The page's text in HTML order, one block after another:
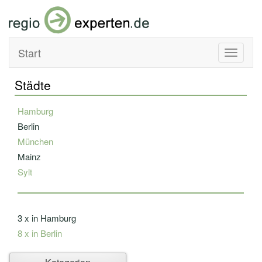
Toggle
Start
Städte
Hamburg
Berlin
München
Mainz
Sylt
3 x in Hamburg
8 x in Berlin